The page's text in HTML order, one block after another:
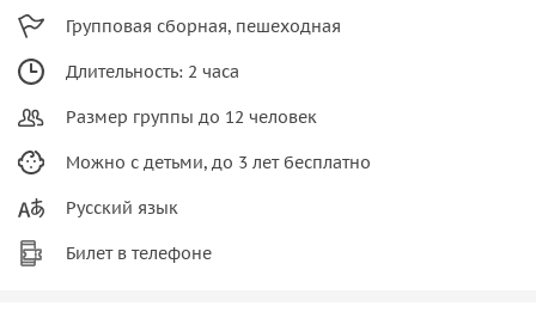
Групповая сборная, пешеходная
Длительность: 2 часа
Размер группы до 12 человек
Можно с детьми, до 3 лет бесплатно
Русский язык
Билет в телефоне